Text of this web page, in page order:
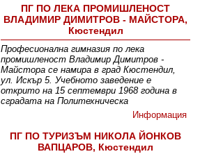
ПГ ПО ЛЕКА ПРОМИШЛЕНОСТ
ВЛАДИМИР ДИМИТРОВ - МАЙСТОРА,
Кюстендил
Професионална гимназия по лека
промишленост Владимир Димитров -
Майстора се намира в град Кюстендил,
ул. Искър 5. Учебното заведениe е
открито на 15 септември 1968 година в
сградата на Политехническа
Информация
ПГ ПО ТУРИЗЪМ НИКОЛА ЙОНКОВ
ВАПЦАРОВ, Кюстендил